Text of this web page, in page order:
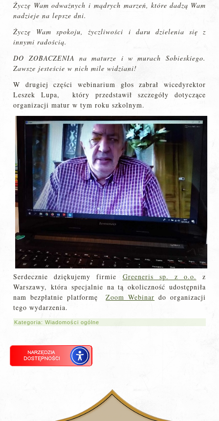
Życzę Wam odważnych i mądrych marzeń, które dadzą Wam
nadzieje na lepsze dni.
Życzę Wam spokoju, życzliwości i daru dzielenia się z
innymi radością.
DO ZOBACZENIA na maturze i w murach Sobieskiego.
Zawsze jesteście w nich mile widziani!
W drugiej części webinarium głos zabrał wicedyrektor
Leszek Lupa, który przedstawił szczegóły dotyczące
organizacji matur w tym roku szkolnym.
Serdecznie dziękujemy firmie Greeneris sp. z o.o. z
Warszawy, która specjalnie na tą okoliczność udostępniła
nam bezpłatnie platformęZoom Webinar do organizacji
tego wydarzenia.
Kategoria:Wiadomości ogólne